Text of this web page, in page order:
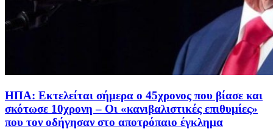
ΗΠΑ: Εκτελείται σήμερα ο 45χρονος που βίασε και
σκότωσε 10χρονη – Οι «κανιβαλιστικές επιθυμίες»
που τον οδήγησαν στο αποτρόπαιο έγκλημα